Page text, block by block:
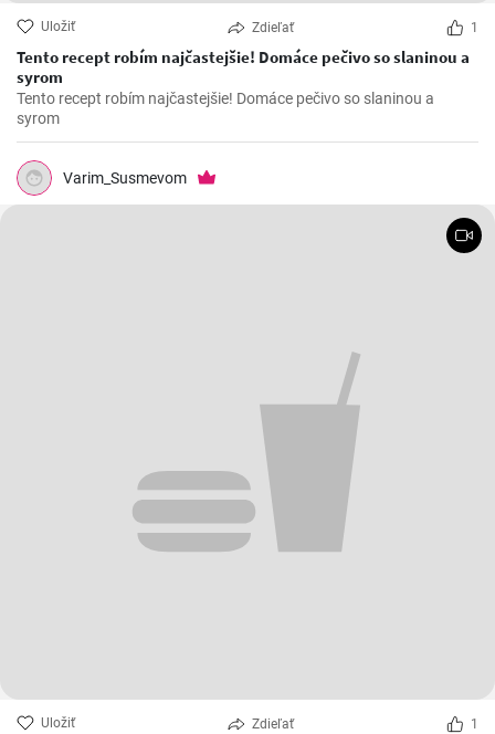
Uložiť Zdieľať 1
Tento recept robím najčastejšie! Domáce pečivo so slaninou a
syrom
Tento recept robím najčastejšie! Domáce pečivo so slaninou a
syrom
Varim_Susmevom
Uložiť Zdieľať 1